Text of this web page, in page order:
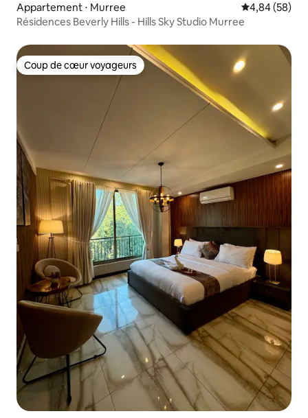
Appartement ⋅ Murree Évaluation
4,84 (58)
Résidences Beverly Hills - Hills Sky Studio Murree
Coup de cœur voyageurs
Coup de cœur voyageurs